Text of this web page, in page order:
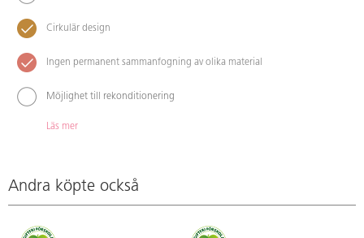
Cirkulär design
Ingen permanent sammanfogning av olika material
Möjlighet till rekonditionering
Läs mer
Andra köpte också